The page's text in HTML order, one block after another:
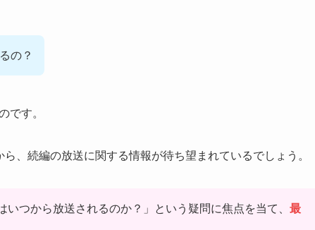
の？
です。
、続編の放送に関する情報が待ち望まれているでしょう。
つから放送されるのか？」という疑問に焦点を当て、 最